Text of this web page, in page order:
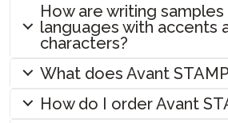
How are writing
languages with accents
characters?
What does Avant
How do I order Avant